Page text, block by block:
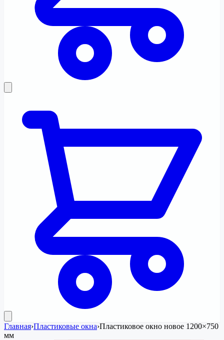
Главная›Пластиковые окна›Пластиковое окно новое 1200×750
мм